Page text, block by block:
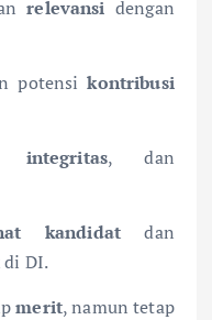
relevansi dengan
potensikontribusi
integritas, dan
kandidatdan
di DI.
merit, namun tetap